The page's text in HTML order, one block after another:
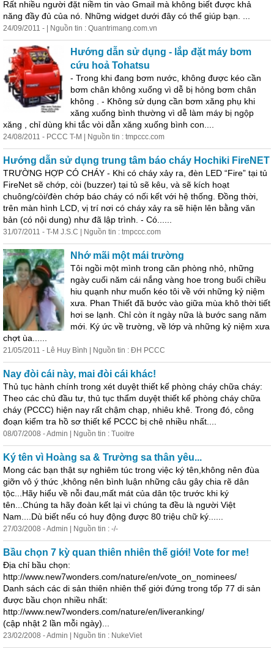
Rất nhiều người đặt niềm tin vào Gmail mà không biết được khả
năng đầy đủ của nó. Những widget dưới đây có thể giúp bạn. ...
24/09/2011 - | Nguồn tin : Quantrimang.com.vn
Hướng dẫn sử dụng - lắp đặt máy bơm
cứu hoả Tohatsu
- Trong khi đang bơm nước, không được kéo cần
bơm chân không xuống vì dễ bị hỏng bơm chân
không . - Không sử dụng cần bơm xăng phụ khi
xăng xuống bình thường vì dễ làm máy bị ngộp
xăng , chỉ dùng khi tắc vòi dẫn xăng xuống bình con....
24/08/2011 - PCCC T-M | Nguồn tin : tmpccc.com
Hướng dẫn sử dụng trung tâm báo cháy Hochiki FireNET
TRƯỜNG HỢP CÓ CHÁY - Khi có cháy xảy ra, đèn LED “Fire” tại tủ
FireNet sẽ chớp, còi (buzzer) tại tủ sẽ kêu, và sẽ kích hoạt
chuông/còi/đèn chớp báo cháy có nối kết với hệ thống. Đồng thời,
trên màn hình LCD, vị trí nơi có cháy xảy ra sẽ hiện lên bằng văn
bản (có nội dung) như đã lập trình. - Có......
31/07/2011 - T-M J.S.C | Nguồn tin : tmpccc.com
Nhớ mãi một mái trường
Tôi ngồi một mình trong căn phòng nhỏ, những
ngày cuối năm cái nắng vàng hoe trong buổi chiều
hiu quạnh như muốn kéo tôi về với những kỷ niệm
xưa. Phan Thiết đã bước vào giữa mùa khô thời tiết
hơi se lạnh. Chỉ còn ít ngày nữa là bước sang năm
mới. Ký ức về trường, về lớp và những kỷ niệm xưa
chợt ùa......
21/05/2011 - Lê Huy Bình | Nguồn tin : ĐH PCCC
Nay đòi cái này, mai đòi cái khác!
Thủ tục hành chính trong xét duyệt thiết kế phòng cháy chữa cháy:
Theo các chủ đầu tư, thủ tục thẩm duyệt thiết kế phòng cháy chữa
cháy (PCCC) hiện nay rất chậm chạp, nhiêu khê. Trong đó, công
đoạn kiểm tra hồ sơ thiết kế PCCC bị chê nhiều nhất....
08/07/2008 - Admin | Nguồn tin : Tuoitre
Ký tên vì Hoàng sa & Trường sa thân yêu...
Mong các bạn thật sự nghiêm túc trong việc ký tên,không nên đùa
giỡn vô ý thức ,không nên bình luận những câu gây chia rẽ dân
tộc...Hãy hiểu về nỗi đau,mất mát của dân tộc trước khi ký
tên...Chúng ta hãy đoàn kết lại vì chúng ta đều là người Việt
Nam....Dù biết nếu có huy động được 80 triệu chữ ký......
27/03/2008 - Admin | Nguồn tin : -/-
Bầu chọn 7 kỳ quan thiên nhiên thế giới! Vote for me!
Địa chỉ bầu chọn:
http://www.new7wonders.com/nature/en/vote_on_nominees/
Danh sách các di sản thiên nhiên thế giới đứng trong tốp 77 di sản
được bầu chọn nhiều nhất:
http://www.new7wonders.com/nature/en/liveranking/
(cập nhật 2 lần mỗi ngày)...
23/02/2008 - Admin | Nguồn tin : NukeViet